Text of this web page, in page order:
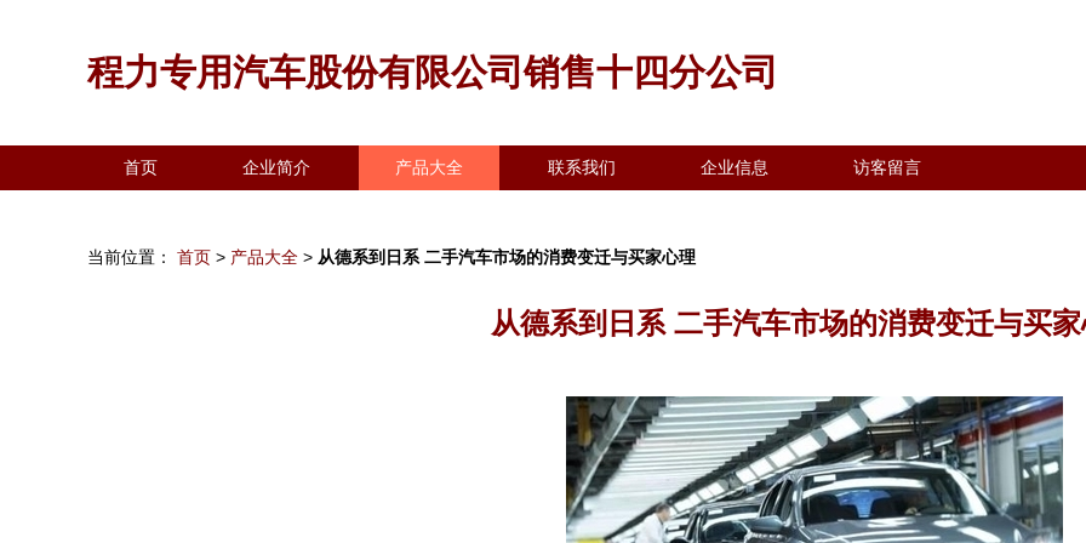
程力专用汽车股份有限公司销售十四分公司
首页 企业简介 产品大全 联系我们 企业信息 访客留言
当前位置： 首页 > 产品大全 > 从德系到日系 二手汽车市场的消费变迁与买家心理
从德系到日系 二手汽车市场的消费变迁与买